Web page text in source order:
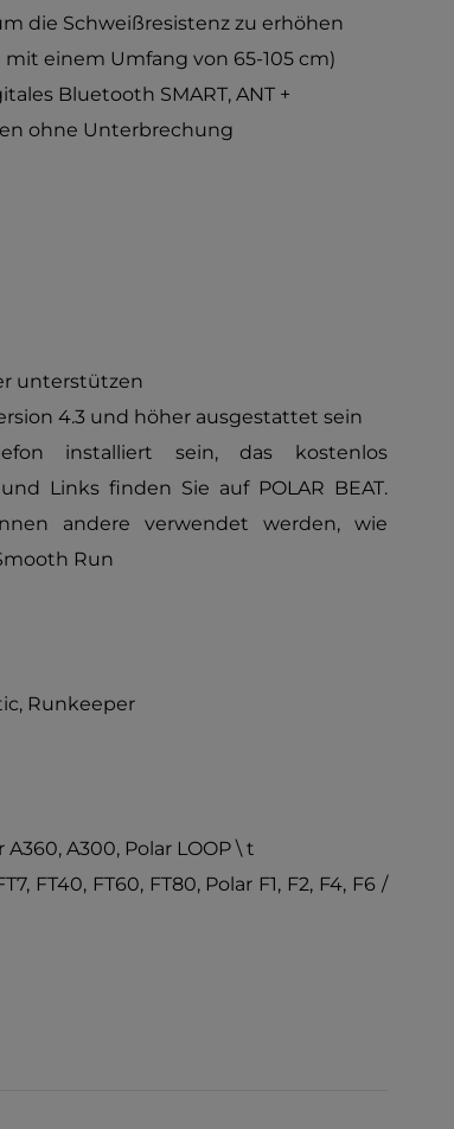
die Schweißresistenz zu erhöhen
einem Umfang von 65-105 cm)
Bluetooth SMART, ANT +
ohne Unterbrechung
unterstützen
4.3 und höher ausgestattet sein
installiert sein, das kostenlos
Links finden Sie auf POLAR BEAT.
andere verwendet werden, wie
Run
Runkeeper
A300, Polar LOOP \ t
FT40, FT60, FT80, Polar F1, F2, F4, F6 /